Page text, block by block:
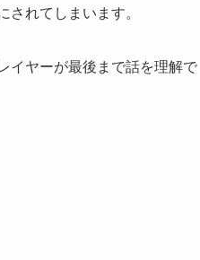
れてしまいます。
イヤーが最後まで話を理解で